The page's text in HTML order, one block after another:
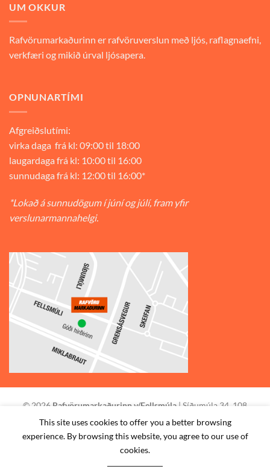
UM OKKUR
Rafvörumarkaðurinn er rafvöruverslun með ljós, raflagnaefni,
verkfæri og mikið úrval ljósapera.
OPNUNARTÍMI
Afgreiðslutími:
virka daga frá kl: 09:00 til 18:00
laugardaga frá kl: 10:00 til 16:00
sunnudaga frá kl: 12:00 til 16:00*
*Lokað á sunnudögum í júní og júlí, fram yfir
verslunarmannahelgi.
© 2026 Rafvörumarkaðurinn v/Fellsmúla | Síðumúla 34, 108
Reykjavík | S: 585-2888 |
STAÐSETNING HAFA SAMBAND SKILMÁLAR
This site uses cookies to offer you a better browsing
experience. By browsing this website, you agree to our use of
cookies.